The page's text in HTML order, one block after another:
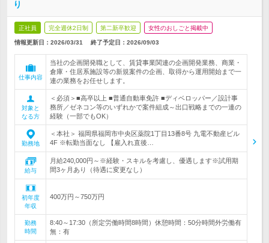
り
正社員 完全週休2日制 第二新卒歓迎 女性のおしごと掲載中
情報更新日：2026/03/31 終了予定日： 2026/09/03
仕事内容
当社の企画開発職として、賃貸事業関連の企画開発業務、商業・
倉庫・住居系施設等の新規案件の企画、取得から運用開始まで一
連の業務をお任せします。
対象と
なる方
＜必須＞■高卒以上 ■普通自動車免許 ■ディベロッパー／設計事
務所／ゼネコン等のいずれかで案件組成～出口戦略までの一連の
経験（一部でもOK）
勤務地
＜本社＞ 福岡県福岡市中央区薬院1丁目13番8号 九電不動産ビル
4F ※転勤当面なし 【雇入れ直後…
給与
月給240,000円～※経験・スキルを考慮し、優遇します※試用期
間3ヶ月あり（待遇に変更なし）
初年度
年収
400万円～750万円
勤務
時間
8:40～17:30（所定労働時間8時間）休憩時間：50分時間外労働有
無：有